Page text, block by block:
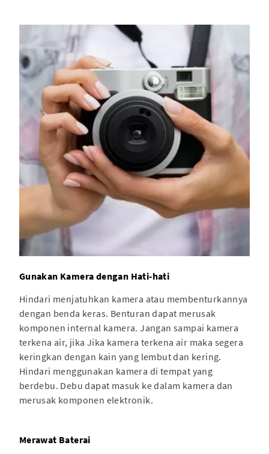
Gunakan Kamera dengan Hati-hati
Hindari menjatuhkan kamera atau membenturkannya
dengan benda keras. Benturan dapat merusak
komponen internal kamera. Jangan sampai kamera
terkena air, jika Jika kamera terkena air maka segera
keringkan dengan kain yang lembut dan kering.
Hindari menggunakan kamera di tempat yang
berdebu. Debu dapat masuk ke dalam kamera dan
merusak komponen elektronik.
Merawat Baterai